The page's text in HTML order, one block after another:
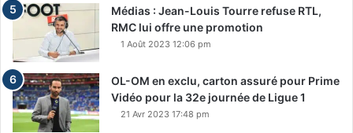
Médias : Jean-Louis Tourre refuse RTL,
RMC lui offre une promotion
1 Août 2023 12:06 pm
OL-OM en exclu, carton assuré pour Prime
Vidéo pour la 32e journée de Ligue 1
21 Avr 2023 17:48 pm